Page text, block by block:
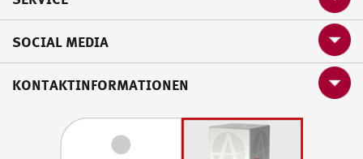
SOCIAL MEDIA
KONTAKTINFORMATIONEN